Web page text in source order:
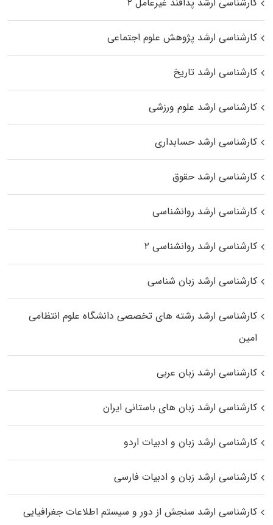
کارشناسی ارشد پژوهش علوم اجتماعی
کارشناسی ارشد تاریخ
کارشناسی ارشد علوم ورزشی
کارشناسی ارشد حسابداری
کارشناسی ارشد حقوق
کارشناسی ارشد روانشناسی
کارشناسی ارشد روانشناسی ۲
کارشناسی ارشد زبان شناسی
کارشناسی ارشد رﺷﺘﻪ ﻫﺎی تخصصی داﻧﺸﮕﺎه ﻋﻠﻮم انتظامی
اﻣﻴﻦ
کارشناسی ارشد زبان عربی
کارشناسی ارشد زبان‌ های باستانی ایران
کارشناسی ارشد زبان و ادبیات اردو
کارشناسی ارشد زبان و ادبیات فارسی
کارشناسی ارشد سنجش از دور و سیستم اطلاعات جغرافیایی